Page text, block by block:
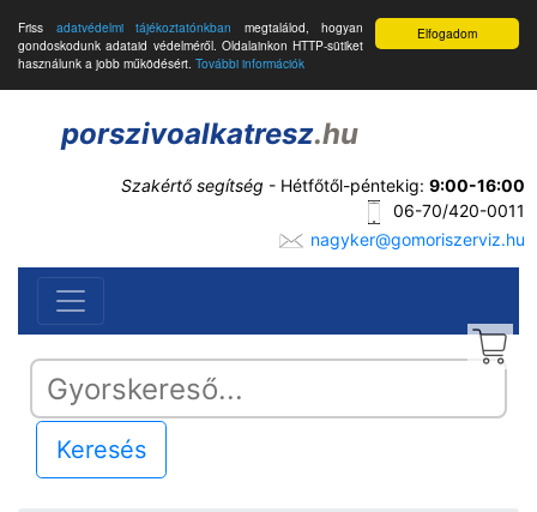
Elfogadom
Friss adatvédelmi tájékoztatónkban megtalálod, hogyan
gondoskodunk adataid védelméről. Oldalainkon HTTP-sütiket
használunk a jobb működésért. További információk
porszivoalkatresz.hu
Szakértő segítség - Hétfőtől-péntekig: 9:00-16:00
06-70/420-0011
nagyker@gomoriszerviz.hu
Keresés